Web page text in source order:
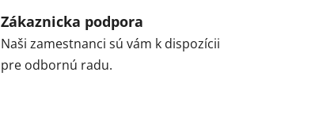
Zákaznicka podpora
Naši zamestnanci sú vám k dispozícii
pre odbornú radu.